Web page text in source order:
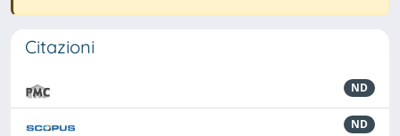
Citazioni
ND
ND